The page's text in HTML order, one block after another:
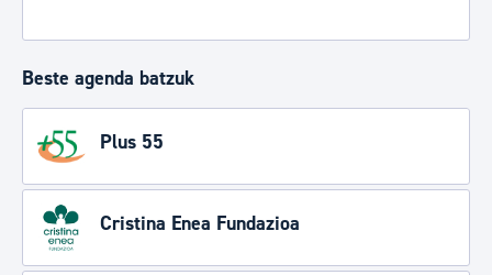
Beste agenda batzuk
Plus 55
Cristina Enea Fundazioa